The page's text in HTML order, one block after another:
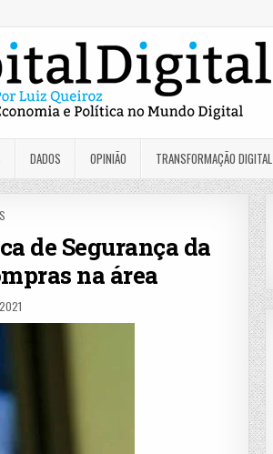
DADOS OPINIÃO TRANSFORMAÇÃO DIGITAL
de Segurança da
na área